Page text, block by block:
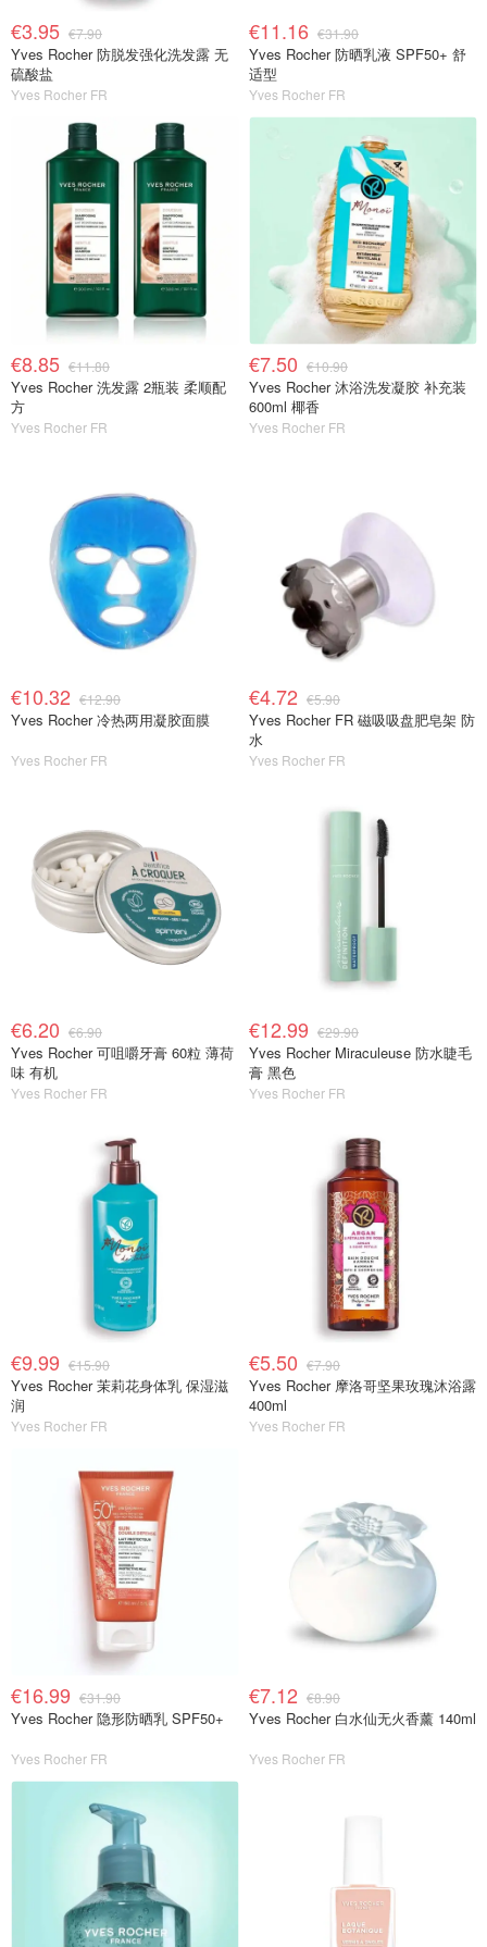
€3.95 €7.90
Yves Rocher 防脱发强化洗发露 无
硫酸盐
Yves Rocher FR
€11.16 €31.90
Yves Rocher 防晒乳液 SPF50+ 舒
适型
Yves Rocher FR
€8.85 €11.80
Yves Rocher 洗发露 2瓶装 柔顺配
方
Yves Rocher FR
€7.50 €10.90
Yves Rocher 沐浴洗发凝胶 补充装
600ml 椰香
Yves Rocher FR
€10.32 €12.90
Yves Rocher 冷热两用凝胶面膜
Yves Rocher FR
€4.72 €5.90
Yves Rocher FR 磁吸吸盘肥皂架 防
水
Yves Rocher FR
€6.20 €6.90
Yves Rocher 可咀嚼牙膏 60粒 薄荷
味 有机
Yves Rocher FR
€12.99 €29.90
Yves Rocher Miraculeuse 防水睫毛
膏 黑色
Yves Rocher FR
€9.99 €15.90
Yves Rocher 茉莉花身体乳 保湿滋
润
Yves Rocher FR
€5.50 €7.90
Yves Rocher 摩洛哥坚果玫瑰沐浴露
400ml
Yves Rocher FR
€16.99 €31.90
Yves Rocher 隐形防晒乳 SPF50+
Yves Rocher FR
€7.12 €8.90
Yves Rocher 白水仙无火香薰 140ml
Yves Rocher FR